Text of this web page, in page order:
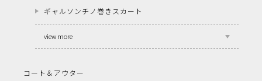
ギャルソンチノ巻きスカート
view more
コート＆アウター